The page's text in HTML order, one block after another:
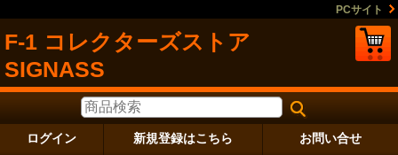
PCサイト
F-1 コレクターズストア
SIGNASS
ログイン 新規登録はこちら お問い合せ